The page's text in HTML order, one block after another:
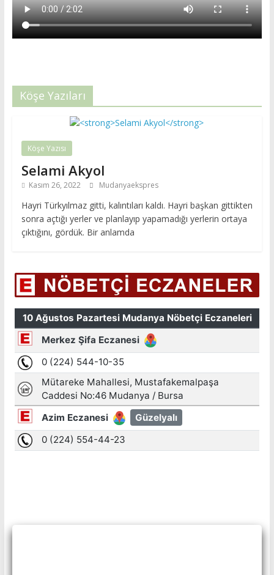
Köşe Yazıları
Köşe Yazısı
Selami Akyol
Kasım 26, 2022 Mudanyaekspres
Hayri Türkyılmaz gitti, kalıntıları kaldı. Hayri başkan gittikten
sonra açtığı yerler ve planlayıp yapamadığı yerlerin ortaya
çıktığını, gördük. Bir anlamda